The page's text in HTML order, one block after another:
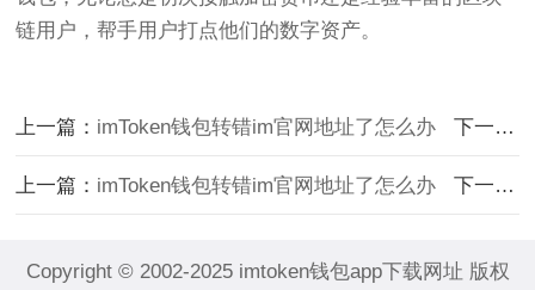
链用户，帮手用户打点他们的数字资产。
上一篇： imToken钱包转错im官网地址了怎么办 下一篇：
上一篇： imToken钱包转错im官网地址了怎么办 下一篇：
Copyright © 2002-2025 imtoken钱包app下载网址 版权